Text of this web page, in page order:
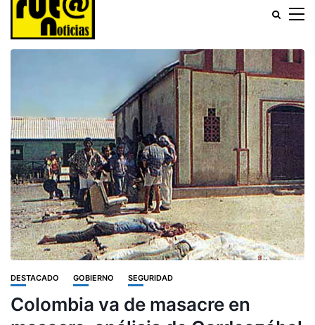
DESTACADO GOBIERNO SEGURIDAD
Colombia va de masacre en